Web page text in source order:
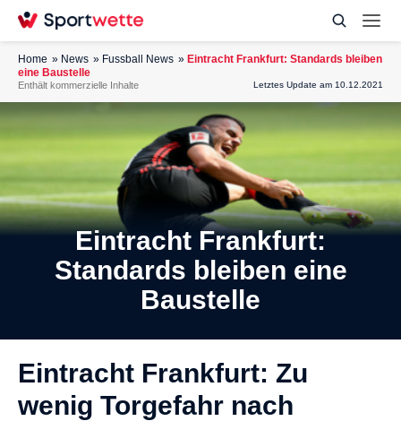
Home News Fussball News
Eintracht Frankfurt: Standards bleiben
eine Baustelle
Enthält kommerzielle Inhalte Letztes Update am 10.12.2021
Eintracht Frankfurt:
Standards bleiben eine
Baustelle
Eintracht Frankfurt: Zu
wenig Torgefahr nach